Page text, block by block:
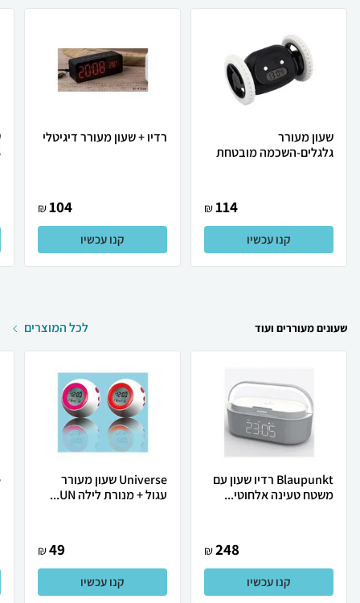
שעון מעורר
גלגלים-השכמה מובטחת
114
₪
קנו עכשיו
רדיו + שעון מעורר דיגיטלי
104
₪
קנו עכשיו
שעונים מעוררים ועוד לכל המוצרים
Blaupunkt רדיו שעון עם
משטח טעינה אלחוטי...
248
₪
קנו עכשיו
Universe שעון מעורר
עגול + מנורת לילה UN...
49
₪
קנו עכשיו